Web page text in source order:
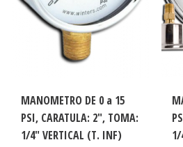
MANOMETRO DE 0 a 15
PSI, CARATULA: 2″, TOMA:
1/4″ VERTICAL (T. INF)
1/